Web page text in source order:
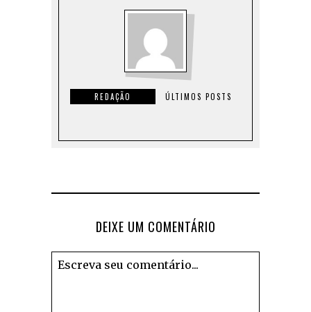
REDAÇÃO ÚLTIMOS POSTS
DEIXE UM COMENTÁRIO